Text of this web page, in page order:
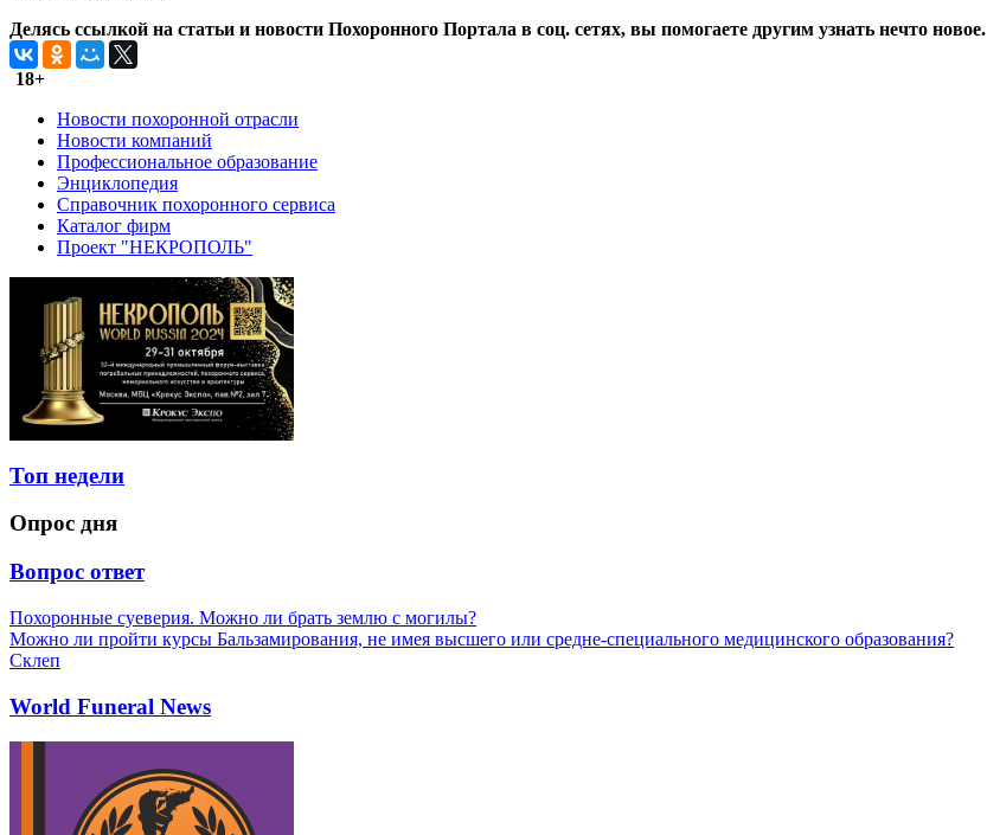
Делясь ссылкой на статьи и новости Похоронного Портала в соц. сетях, вы помогаете другим узнать нечто новое.
18+
Новости похоронной отрасли
Новости компаний
Профессиональное образование
Энциклопедия
Справочник похоронного сервиса
Каталог фирм
Проект "НЕКРОПОЛЬ"
Топ недели
Опрос дня
Вопрос ответ
Похоронные суеверия. Можно ли брать землю с могилы?
Можно ли пройти курсы Бальзамирования, не имея высшего или средне-специального медицинского образования?
Склеп
World Funeral News